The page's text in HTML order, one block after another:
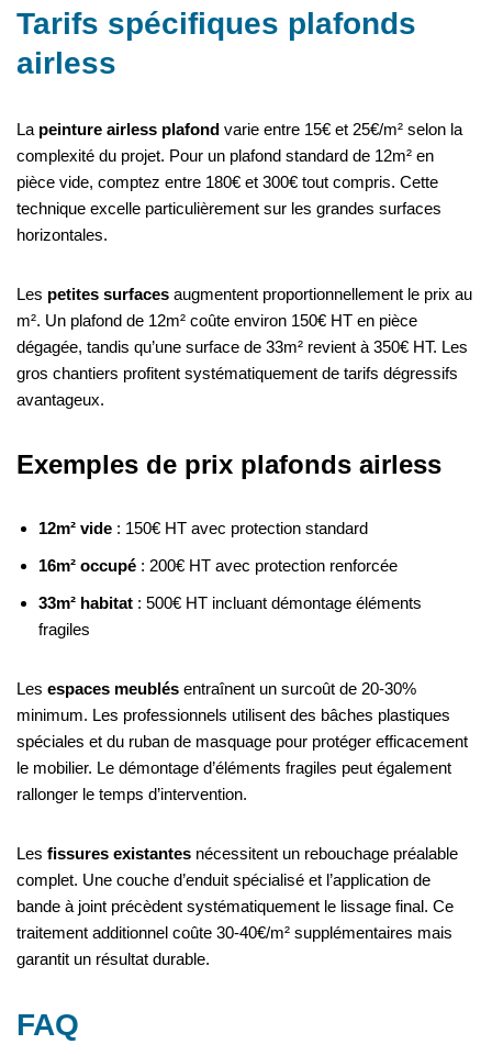
Tarifs spécifiques plafonds
airless
La peinture airless plafond varie entre 15€ et 25€/m² selon la
complexité du projet. Pour un plafond standard de 12m² en
pièce vide, comptez entre 180€ et 300€ tout compris. Cette
technique excelle particulièrement sur les grandes surfaces
horizontales.
Les petites surfaces augmentent proportionnellement le prix au
m². Un plafond de 12m² coûte environ 150€ HT en pièce
dégagée, tandis qu’une surface de 33m² revient à 350€ HT. Les
gros chantiers profitent systématiquement de tarifs dégressifs
avantageux.
Exemples de prix plafonds airless
12m² vide : 150€ HT avec protection standard
16m² occupé : 200€ HT avec protection renforcée
33m² habitat : 500€ HT incluant démontage éléments
fragiles
Les espaces meublés entraînent un surcoût de 20-30%
minimum. Les professionnels utilisent des bâches plastiques
spéciales et du ruban de masquage pour protéger efficacement
le mobilier. Le démontage d’éléments fragiles peut également
rallonger le temps d’intervention.
Les fissures existantes nécessitent un rebouchage préalable
complet. Une couche d’enduit spécialisé et l’application de
bande à joint précèdent systématiquement le lissage final. Ce
traitement additionnel coûte 30-40€/m² supplémentaires mais
garantit un résultat durable.
FAQ